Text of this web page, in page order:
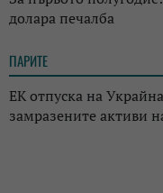
долара печалба
ПАРИТЕ
ЕК отпуска на
замразените активи